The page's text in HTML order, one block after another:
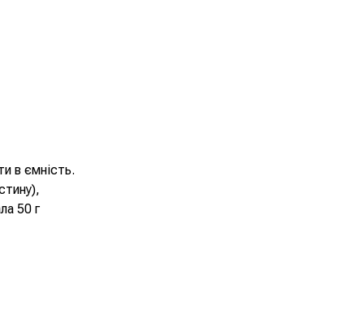
в ємність.
50 г